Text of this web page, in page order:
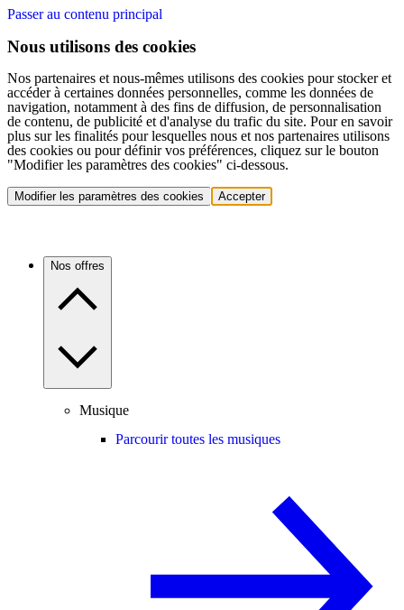
Passer au contenu principal
Nous utilisons des cookies
Nos partenaires et nous-mêmes utilisons des cookies pour stocker et
accéder à certaines données personnelles, comme les données de
navigation, notamment à des fins de diffusion, de personnalisation
de contenu, de publicité et d'analyse du trafic du site. Pour en savoir
plus sur les finalités pour lesquelles nous et nos partenaires utilisons
des cookies ou pour définir vos préférences, cliquez sur le bouton
"Modifier les paramètres des cookies" ci-dessous.
Modifier les paramètres des cookies Accepter
Nos offres
Musique
Parcourir toutes les musiques